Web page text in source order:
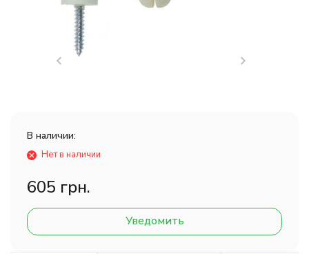
В наличии:
Нет в наличии
605 грн.
Уведомить